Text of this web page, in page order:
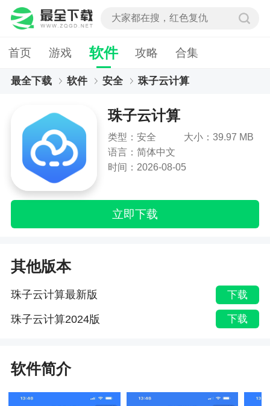
首页 游戏 软件 攻略 合集
最全下载 软件 安全 珠子云计算
珠子云计算
类型：安全
大小：39.97 MB
语言：简体中文
时间：2026-08-05
立即下载
其他版本
珠子云计算最新版 下载
珠子云计算2024版 下载
软件简介